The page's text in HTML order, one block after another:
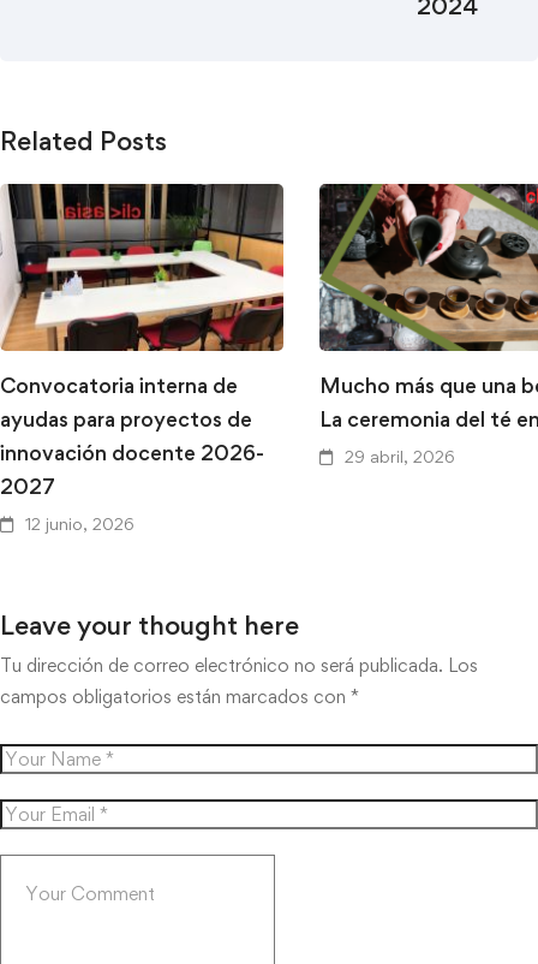
Related Posts
Convocatoria interna de
ayudas para proyectos de
innovación docente 2026-
2027
12 junio, 2026
Mucho más que una
La ceremonia del té
29 abril, 2026
Leave your thought here
Tu dirección de correo electrónico no será publicada. Los
campos obligatorios están marcados con *